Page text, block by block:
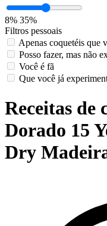
8% 35%
Filtros pessoais
Apenas coquetéis que
Posso fazer, mas não
Você é fã
Que você já
Receitas de
Dorado 15
Dry